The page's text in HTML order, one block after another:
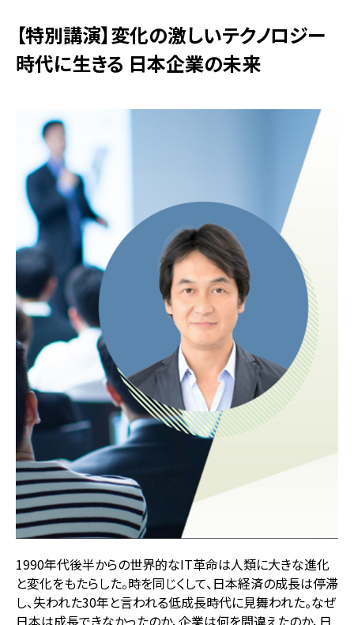
【特別講演】変化の激しいテクノロジー
時代に生きる 日本企業の未来
1990年代後半からの世界的なIT革命は人類に大きな進化
と変化をもたらした。時を同じくして、日本経済の成長は停滞
し、失われた30年と言われる低成長時代に見舞われた。なぜ
日本は成長できなかったのか、企業は何を間違えたのか、日